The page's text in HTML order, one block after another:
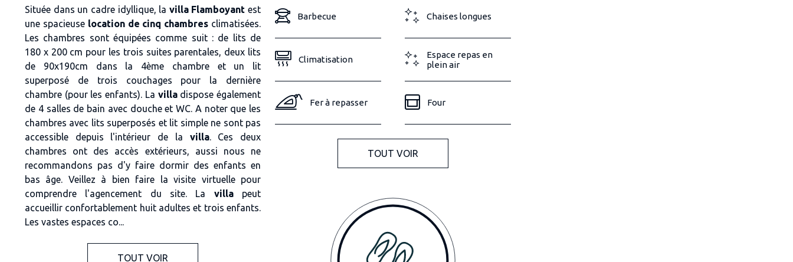
Située dans un cadre idyllique, la villa Flamboyant est
une spacieuselocation de cinq chambres climatisées.
Les chambres sont équipées comme suit : de lits de
180 x 200 cm pour les trois suites parentales, deux lits
de 90x190cm dans la 4ème chambre et un lit
superposé de trois couchages pour la dernière
chambre (pour les enfants). La villadispose également
de 4 salles de bain avec douche et WC. A noter que les
chambres avec lits superposés et lit simple ne sont pas
accessible depuis l'intérieur de la villa. Ces deux
chambres ont des accès extérieurs, aussi nous ne
recommandons pas d'y faire dormir des enfants en
bas âge. Veillez à bien faire la visite virtuelle pour
comprendre l'agencement du site. La villapeut
accueillir confortablement huit adultes et trois enfants.
Les vastes espaces co...
TOUT VOIR
Barbecue Chaises longues
Climatisation
Espace repas en
plein air
Fer à repasser Four
TOUT VOIR